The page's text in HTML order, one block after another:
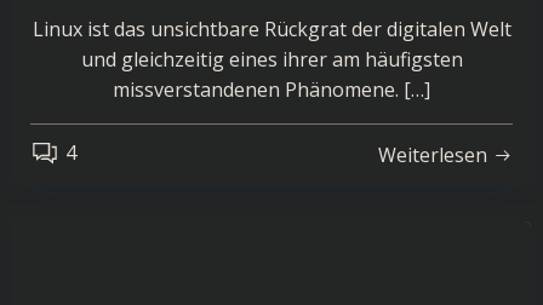
Linux ist das unsichtbare Rückgrat der digitalen Welt
und gleichzeitig eines ihrer am häufigsten
missverstandenen Phänomene. […]
4 Weiterlesen